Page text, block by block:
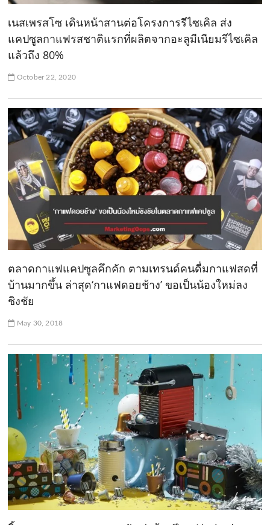
เนสเพรสโซ เดินหน้าสานต่อโครงการรีไซเคิล ส่ง
แคปซูลกาแฟรสชาติแรกที่ผลิตจากอะลูมีเนียมรีไซเคิล
แล้วถึง 80%
October 22, 2020
ตลาดกาแฟแคปซูลคึกคัก ตามเทรนด์คนดื่มกาแฟสดที่
บ้านมากขึ้น ล่าสุด‘กาแฟดอยช้าง’ ขอเป็นน้องใหม่ลง
ชิงชัย
May 30, 2018